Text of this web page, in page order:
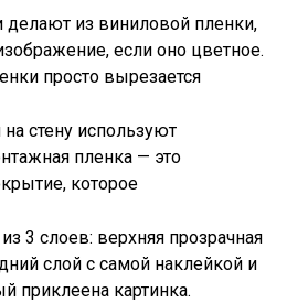
из виниловой пленки,
если оно цветное.
просто вырезается
стену используют
пленка — это
которое
3 слоев: верхняя прозрачная
слой с самой наклейкой и
приклеена картинка.